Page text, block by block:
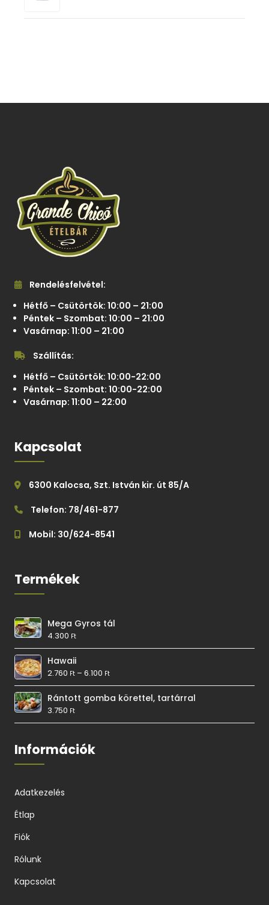
Rendelésfelvétel:
Hétfő – Csütörtök: 10:00 – 21:00
Péntek – Szombat: 10:00 – 21:00
Vasárnap: 11:00 – 21:00
Szállítás:
Hétfő – Csütörtök: 10:00-22:00
Péntek – Szombat: 10:00-22:00
Vasárnap: 11:00 – 22:00
Kapcsolat
6300 Kalocsa, Szt. István kir. út 85/A
Telefon: 78/461-877
Mobil: 30/624-8541
Termékek
Mega Gyros tál
4.300 Ft
Hawaii
2.760 Ft –6.100 Ft
Rántott gomba körettel, tartárral
3.750 Ft
Információk
Adatkezelés
Étlap
Fiók
Rólunk
Kapcsolat